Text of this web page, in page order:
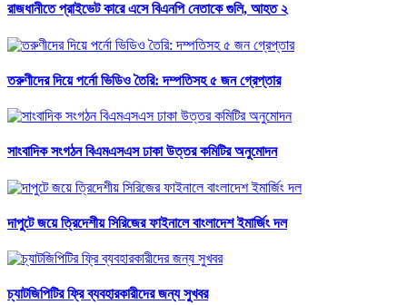
রাজধানীতে প্রাইভেট কারে এসে বিএনপি নেতাকে গুলি, আহত ২
তরুণীদের দিয়ে পর্নো ভিডিও তৈরি: দম্পতিসহ ৫ জন গ্রেপ্তার
সাংবাদিক সংগঠন বিএমএসএস ঢাকা উত্তর কমিটির অনুমোদন
দাপুটে জয়ে ত্রিদেশীয় সিরিজের ফাইনালে বাংলাদেশ ইমার্জিং দল
চ্যাটজিপিটির ফ্রি ব্যবহারকারীদের জন্য সুখবর